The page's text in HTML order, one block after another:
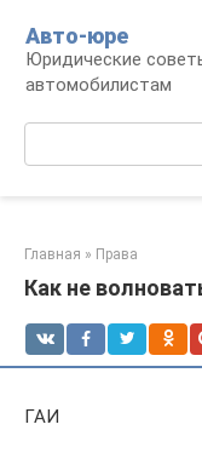
контенту
Авто-юре
Юридические
автомобилистам
Главная » Права
Как не
ГАИ